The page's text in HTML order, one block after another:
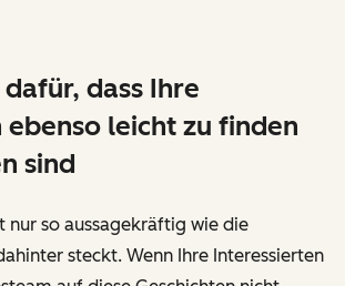
dass Ihre
ebenso leicht zu finden
sind
nur so aussagekräftig wie die
steckt. Wenn Ihre Interessierten